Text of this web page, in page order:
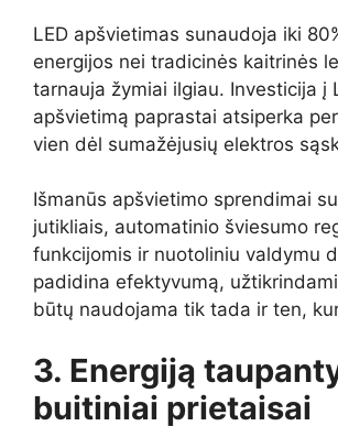
LED apšvietimas sunaudoja iki
energijos nei tradicinės kaitrinės
tarnauja žymiai ilgiau. Investicija į
apšvietimą paprastai atsiperka
vien dėl sumažėjusių elektros
Išmanūs apšvietimo sprendimai
jutikliais, automatinio šviesumo
funkcijomis ir nuotoliniu valdymu
padidina efektyvumą,
būtų naudojama tik tada ir ten,
3. Energiją
buitiniai prietaisai